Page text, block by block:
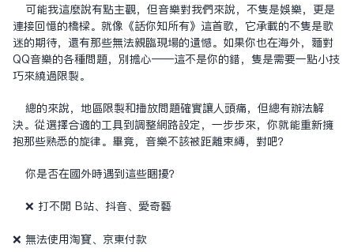
可能我這麼說有點主觀，但音樂對我們來說，不只是娛樂，更是
連接回憶的橋樑。就像《话你知所有》這首歌，它承載的不只是歌
迷的期待，還有那些無法親臨現場的遺憾。如果你也在海外，面對
QQ音樂的各種問題，別擔心——這不是你的錯，只是需要一點小技
巧來繞過限制。
總的來說，地區限制和播放問題確實讓人頭痛，但總有辦法解
決。從選擇合適的工具到調整網路設定，一步步來，你就能重新擁
抱那些熟悉的旋律。畢竟，音樂不該被距離束縛，對吧？
你是否在國外時遇到這些困擾？
❌ 打不開 B站、抖音、愛奇藝
❌ 無法使用淘寶、京東付款